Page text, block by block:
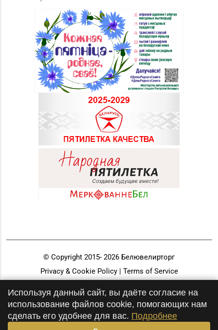
© Copyright 2015- 2026 Белювелирторг
Privacy & Cookie Policy | Terms of Service
Используя данный сайт, вы даёте согласие на
использование файлов cookie, помогающих нам
сделать его удобнее для вас. Подробнее